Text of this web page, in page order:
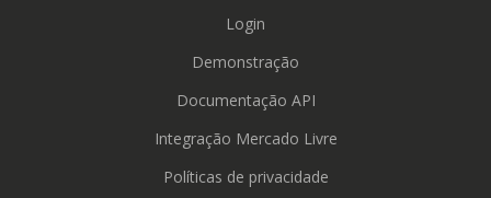
Login
Demonstração
Documentação API
Integração Mercado Livre
Políticas de privacidade